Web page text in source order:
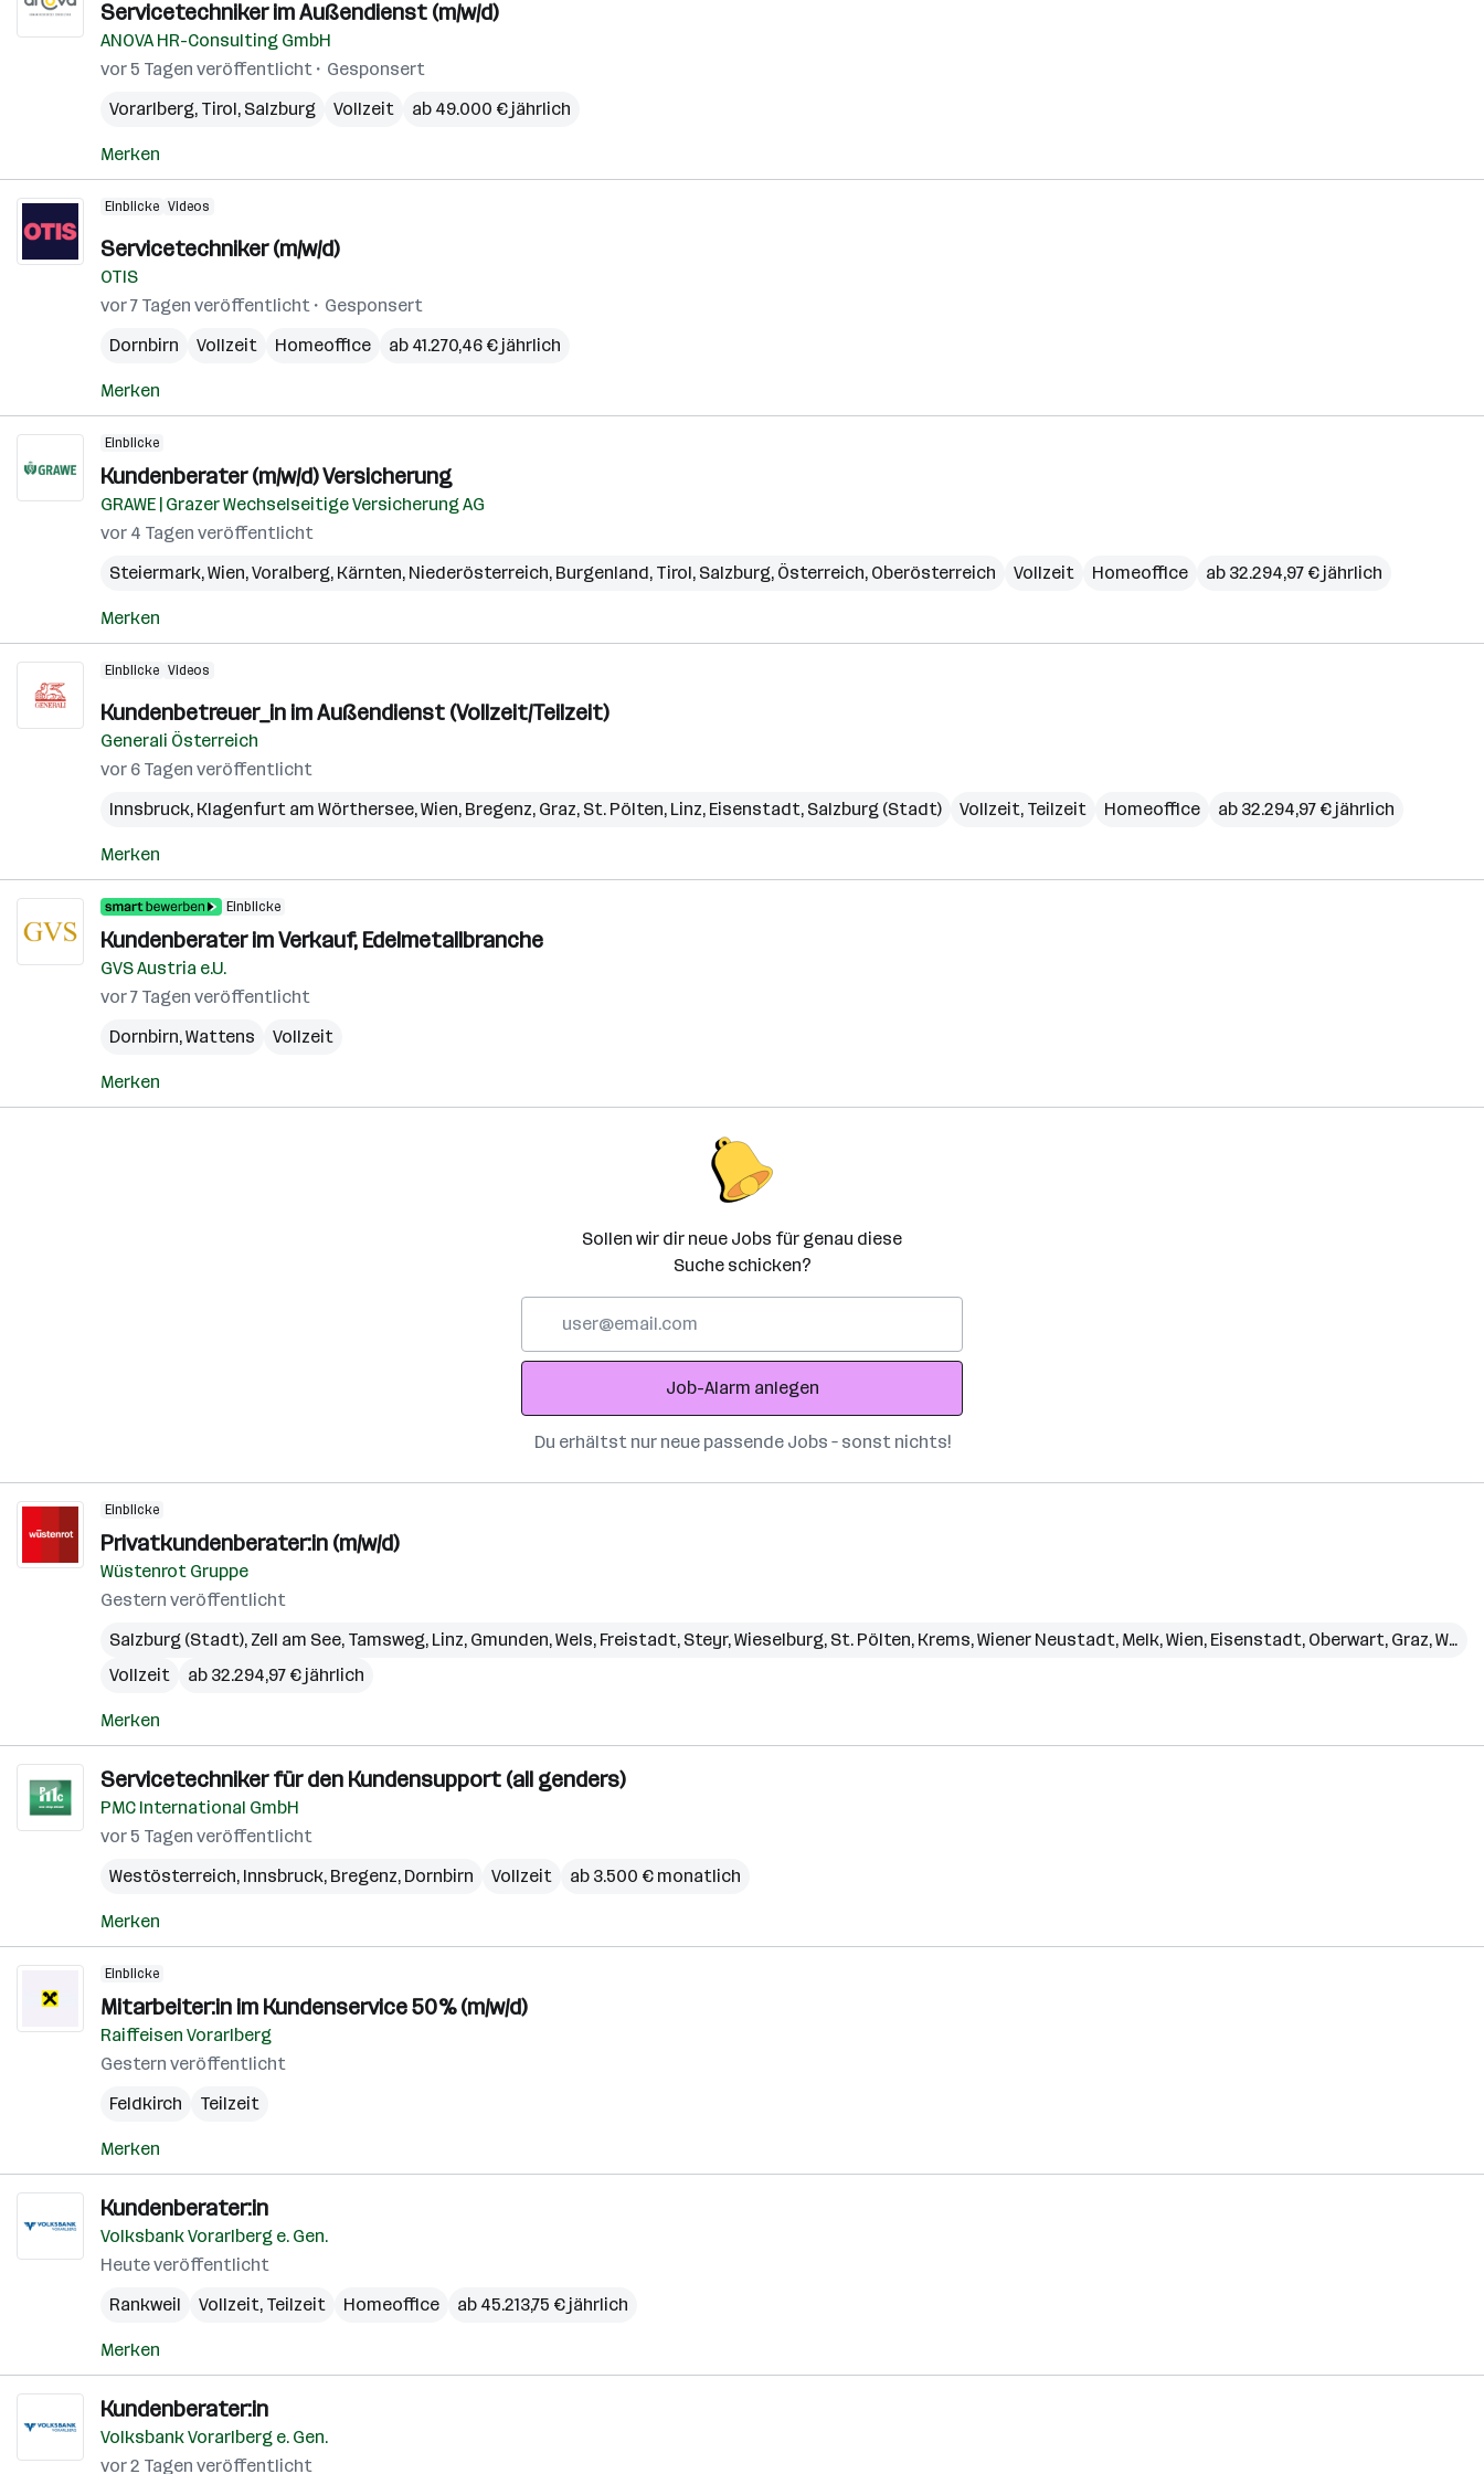
Servicetechniker im Außendienst (m/w/d)
ANOVA HR-Consulting GmbH
vor 5 Tagen veröffentlicht
Gesponsert
Vorarlberg, Tirol, Salzburg Vollzeit ab 49.000 € jährlich
Merken
Einblicke Videos
Servicetechniker (m/w/d)
OTIS
vor 7 Tagen veröffentlicht
Gesponsert
Dornbirn
Vollzeit Homeoffice ab 41.270,46 € jährlich
Merken
Einblicke
Kundenberater (m/w/d) Versicherung
GRAWE | Grazer Wechselseitige Versicherung AG
vor 4 Tagen veröffentlicht
Steiermark,Wien,Voralberg, Kärnten, Niederösterreich, Burgenland, Tirol, Salzburg, Österreich, Oberösterreich Vollzeit Homeoffice ab 32.294,97 € jährlich
Merken
Einblicke Videos
Kundenbetreuer_in im Außendienst (Vollzeit/Teilzeit)
Generali Österreich
vor 6 Tagen veröffentlicht
Innsbruck, Klagenfurt am Wörthersee,Wien, Bregenz, Graz, St. Pölten, Linz, Eisenstadt, Salzburg (Stadt) Vollzeit, Teilzeit Homeoffice ab 32.294,97 € jährlich
Merken
Einblicke
Kundenberater im Verkauf, Edelmetallbranche
GVS Austria e.U.
vor 7 Tagen veröffentlicht
Dornbirn,Wattens Vollzeit
Merken
Sollen wir dir neue Jobs für genau diese
Suche schicken?
Adresse
Job-Alarm anlegen
Du erhältst nur neue passende Jobs – sonst nichts!
Einblicke
Privatkundenberater:in (m/w/d)
Wüstenrot Gruppe
Gestern veröffentlicht
Salzburg (Stadt), Zell am See, Tamsweg, Linz, Gmunden,Wels, Freistadt, Steyr,Wieselburg, St. Pölten, Krems,Wiener Neustadt, Melk,Wien, Eisenstadt, Oberwart, Graz,Weiz
Vollzeit
ab 32.294,97 € jährlich
Merken
Servicetechniker für den Kundensupport (all genders)
PMC International GmbH
vor 5 Tagen veröffentlicht
Westösterreich, Innsbruck, Bregenz, Dornbirn Vollzeit ab 3.500 € monatlich
Merken
Einblicke
Mitarbeiter:in im Kundenservice 50% (m/w/d)
Raiffeisen Vorarlberg
Gestern veröffentlicht
Feldkirch
Teilzeit
Merken
Kundenberater:in
Volksbank Vorarlberg e. Gen.
Heute veröffentlicht
Rankweil
Vollzeit, Teilzeit Homeoffice ab 45.213,75 € jährlich
Merken
Kundenberater:in
Volksbank Vorarlberg e. Gen.
vor 2 Tagen veröffentlicht